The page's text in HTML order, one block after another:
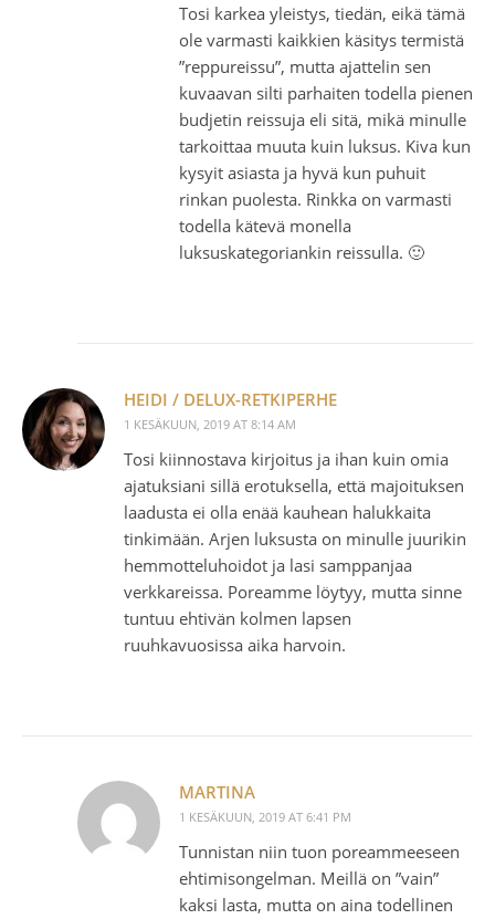
Tosi karkea yleistys, tiedän, eikä tämä
ole varmasti kaikkien käsitys termistä
”reppureissu”, mutta ajattelin sen
kuvaavan silti parhaiten todella pienen
budjetin reissuja eli sitä, mikä minulle
tarkoittaa muuta kuin luksus. Kiva kun
kysyit asiasta ja hyvä kun puhuit
rinkan puolesta. Rinkka on varmasti
todella kätevä monella
luksuskategoriankin reissulla. 🙂
HEIDI / DELUX-RETKIPERHE
1 KESÄKUUN, 2019 AT 8:14 AM
Tosi kiinnostava kirjoitus ja ihan kuin omia
ajatuksiani sillä erotuksella, että majoituksen
laadusta ei olla enää kauhean halukkaita
tinkimään. Arjen luksusta on minulle juurikin
hemmotteluhoidot ja lasi samppanjaa
verkkareissa. Poreamme löytyy, mutta sinne
tuntuu ehtivän kolmen lapsen
ruuhkavuosissa aika harvoin.
MARTINA
1 KESÄKUUN, 2019 AT 6:41 PM
Tunnistan niin tuon poreammeeseen
ehtimisongelman. Meillä on ”vain”
kaksi lasta, mutta on aina todellinen